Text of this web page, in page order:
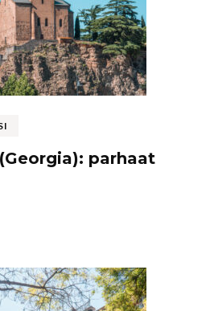
parhaat